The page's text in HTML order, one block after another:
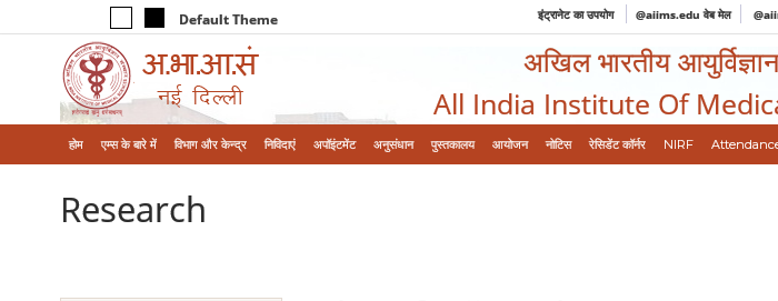
Default Theme इंट्रानेट का उपयोग @aiims.edu वेब मेल
अखिल भारतीय
All India Institute Of
होम एम्‍स के बारे में विभाग और केन्‍द्र निविदाएं अपॉइंटमेंट अनुसंधान पुस्तकालय आयोजन नोटिस रेसिडेंट कॉर्नर NIRF
Research